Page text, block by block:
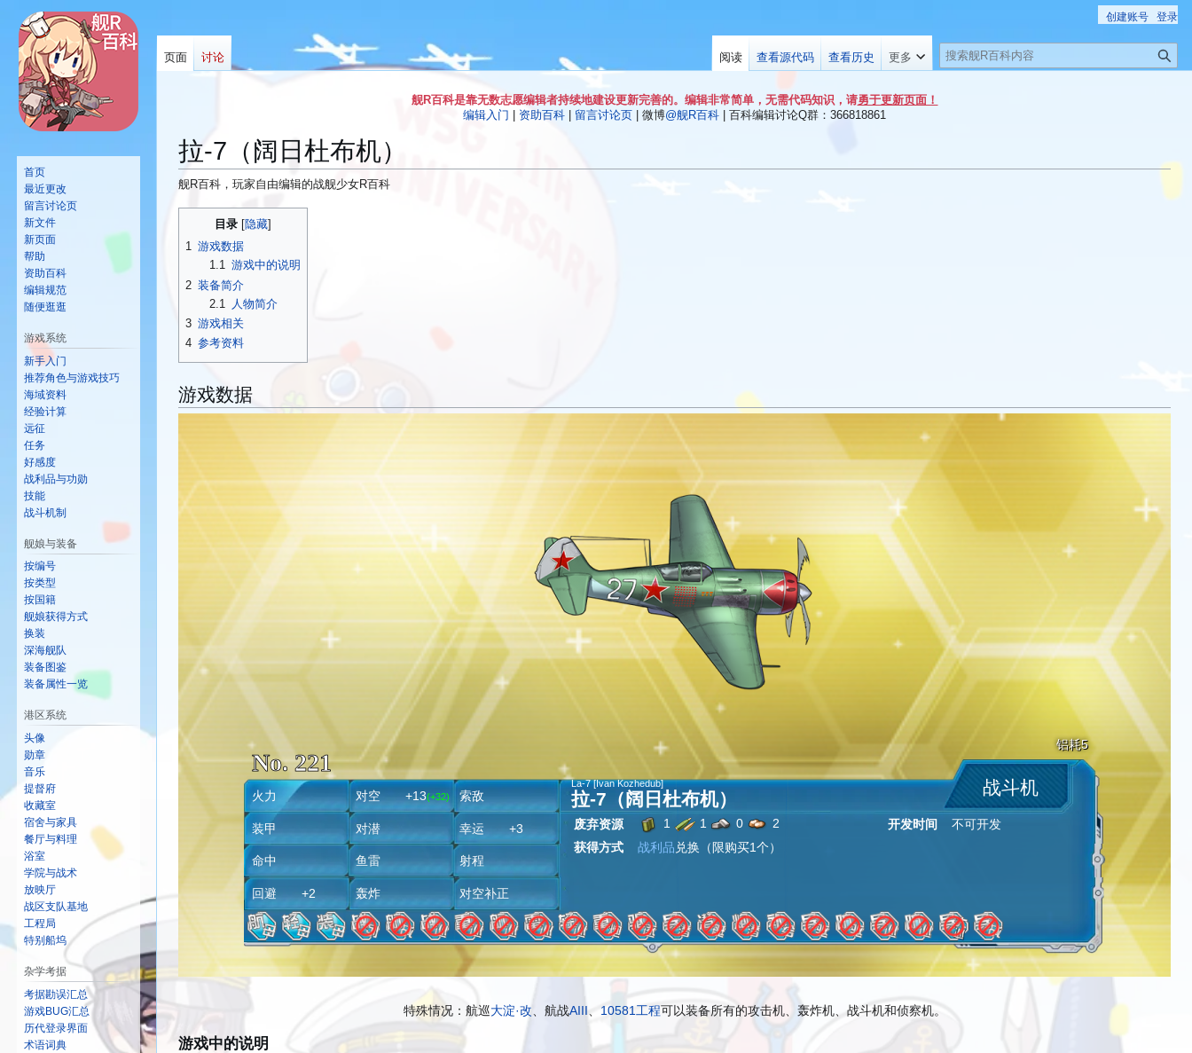
舰R百科是靠无数志愿编辑者持续地建设更新完善的。编辑非常简单，无需代码知识，请勇于更新页面！
编辑入门
资助百科 留言讨论页 | 微博@舰R百科 | 百科编辑讨论Q群：366818861
拉-7（阔日杜布机）
舰R百科，玩家自由编辑的战舰少女R百科
目录
1 游戏数据
1.1 游戏中的说明
2 装备简介
2.1
人物简介
3 游戏相关
4 参考资料
游戏数据
No. 221
La-7 [Ivan Kozhedub]
拉-7（阔日杜布机）
战斗机
火力
装甲
命中
回避 +2
对空 +13(+32)
对潜
鱼雷
轰炸
索敌
幸运 +3
射程
对空补正
废弃资源 1 1 0 2 开发时间
不可开发
获得方式
战利品 兑换（限购买1个）
铝耗5
特殊情况：航巡大淀·改 、航战AIII 10581工程可以装备所有的攻击机、轰炸机、战斗机和侦察机。
游戏中的说明
创建账号 登录
页面 讨论 阅读 查看源代码 查看历史 更多
搜
索
首页
最近更改
留言讨论页
新文件
新页面
帮助
资助百科
编辑规范
随便逛逛
游戏系统
新手入门
推荐角色与游戏技巧
海域资料
经验计算
远征
任务
好感度
战利品与功勋
技能
战斗机制
舰娘与装备
按编号
按类型
按国籍
舰娘获得方式
换装
深海舰队
装备图鉴
装备属性一览
港区系统
头像
勋章
音乐
提督府
收藏室
宿舍与家具
餐厅与料理
浴室
学院与战术
放映厅
战区支队基地
工程局
特别船坞
杂学考据
考据勘误汇总
游戏BUG汇总
历代登录界面
术语词典